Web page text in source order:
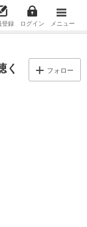
登録 ログイン メニュー
く
フォロー